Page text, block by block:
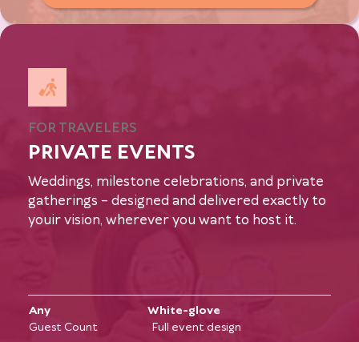
FOR TRAVELERS
PRIVATE EVENTS
Weddings, milestone celebrations, and private
gatherings – designed and delivered exactly to
youir vision, wherever you want to host it.
Any
White-glove
Guest Count
Full event design